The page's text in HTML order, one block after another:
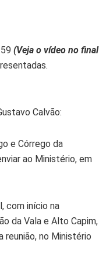
(Veja o vídeo no final
Calvão:
e Córrego da
ao Ministério, em
com início na
da Vala e Alto Capim,
reunião, no Ministério